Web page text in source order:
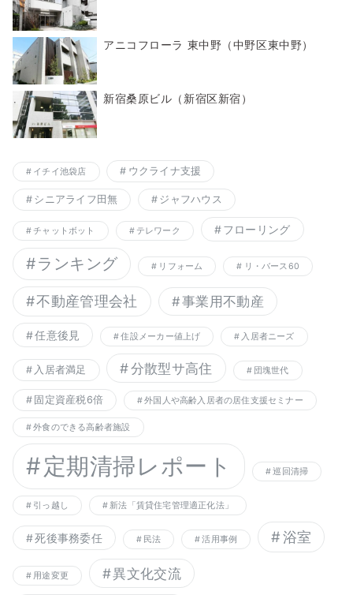
アニコフローラ 東中野（中野区東中野）
新宿桑原ビル（新宿区新宿）
イチイ池袋店 ウクライナ支援
シニアライフ田無 ジャフハウス
チャットボット テレワーク フローリング
ランキング リフォーム リ・バース60
不動産管理会社 事業用不動産
任意後見 住設メーカー値上げ 入居者ニーズ
入居者満足 分散型サ高住 団塊世代
固定資産税6倍 外国人や高齢入居者の居住支援セミナー
外食のできる高齢者施設
定期清掃レポート 巡回清掃
引っ越し 新法「賃貸住宅管理適正化法」
死後事務委任 民法 活用事例 浴室
用途変更 異文化交流